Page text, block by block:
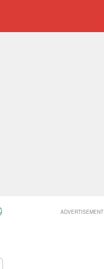
ADVERTISEMENT